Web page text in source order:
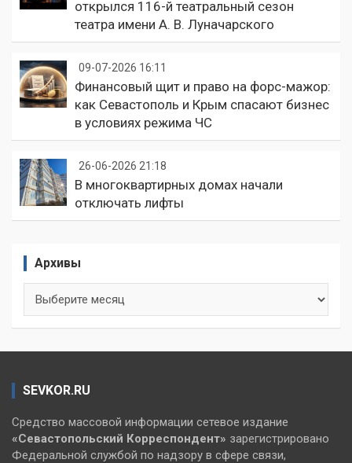
открылся 116-й театральный сезон
театра имени А. В. Луначарского
09-07-2026 16:11
Финансовый щит и право на форс-мажор:
как Севастополь и Крым спасают бизнес
в условиях режима ЧС
26-06-2026 21:18
В многоквартирных домах начали
отключать лифты
Архивы
SEVKOR.RU
Средство массовой информации сетевое издание
«Севастопольский Корреспондент» зарегистрировано
Федеральной службой по надзору в сфере связи,